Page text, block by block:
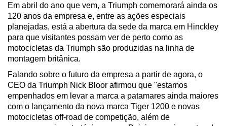
Em abril do ano que vem, a Triumph comemorará ainda os
120 anos da empresa e, entre as ações especiais
planejadas, está a abertura da sede da marca em Hinckley
para que visitantes possam ver de perto como as
motocicletas da Triumph são produzidas na linha de
montagem britânica.
Falando sobre o futuro da empresa a partir de agora, o
CEO da Triumph Nick Bloor afirmou que "estamos
empenhados em levar a marca a patamares ainda maiores
com o lançamento da nova marca Tiger 1200 e novas
motocicletas off-road de competição, além de